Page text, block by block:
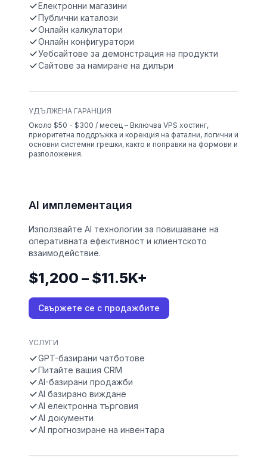
Електронни магазини
Публични каталози
Онлайн калкулатори
Онлайн конфигуратори
Уебсайтове за демонстрация на продукти
Сайтове за намиране на дилъри
УДЪЛЖЕНА ГАРАНЦИЯ
Около $50 - $300 / месец – Включва VPS хостинг,
приоритетна поддръжка и корекция на фатални, логични и
основни системни грешки, както и поправки на формови и
разположения.
AI имплементация
Използвайте AI технологии за повишаване на
оперативната ефективност и клиентското
взаимодействие.
$1,200 – $11.5K+
Свържете се с продажбите
УСЛУГИ
GPT-базирани чатботове
Питайте вашия CRM
AI-базирани продажби
AI базирано виждане
AI електронна търговия
AI документи
AI прогнозиране на инвентара